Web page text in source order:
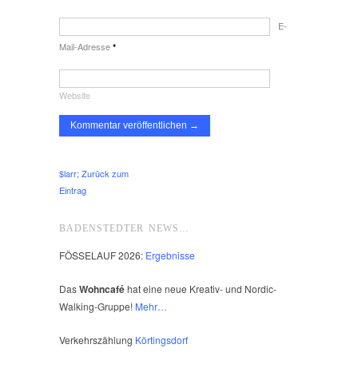
E-
Mail-Adresse *
Website
$larr; Zurück zum
Eintrag
BADENSTEDTER NEWS…
FÖSSELAUF 2026: Ergebnisse
DasWohncaféhat eine neue Kreativ- und Nordic-
Walking-Gruppe! Mehr…
Verkehrszählung Körtingsdorf